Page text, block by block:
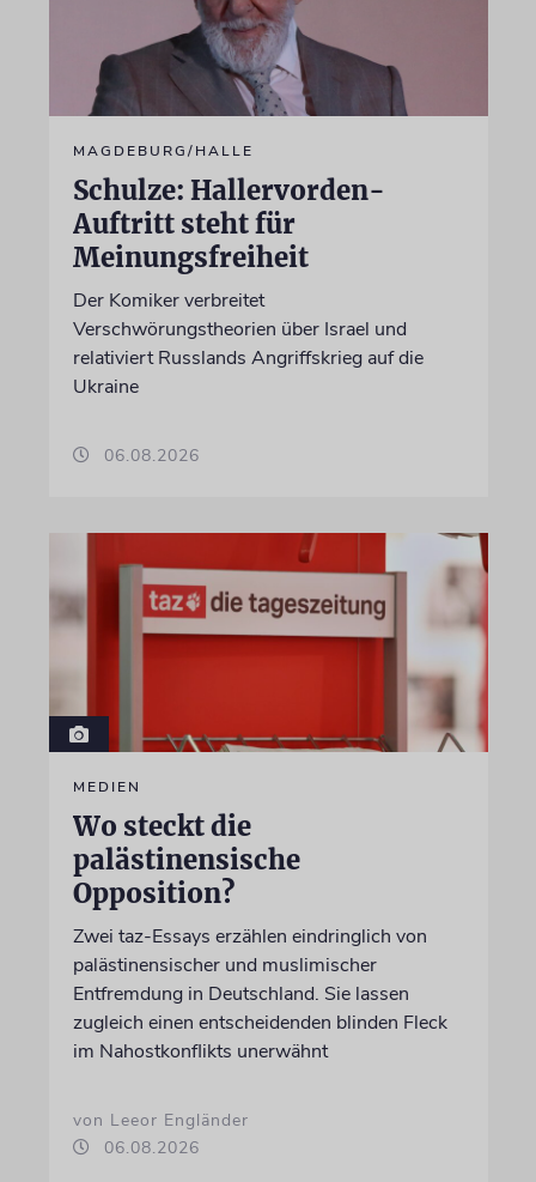
MAGDEBURG/HALLE
Schulze: Hallervorden-
Auftritt steht für
Meinungsfreiheit
Der Komiker verbreitet
Verschwörungstheorien über Israel und
relativiert Russlands Angriffskrieg auf die
Ukraine
06.08.2026
MEDIEN
Wo steckt die
palästinensische
Opposition?
Zwei taz-Essays erzählen eindringlich von
palästinensischer und muslimischer
Entfremdung in Deutschland. Sie lassen
zugleich einen entscheidenden blinden Fleck
im Nahostkonflikts unerwähnt
von Leeor Engländer
06.08.2026